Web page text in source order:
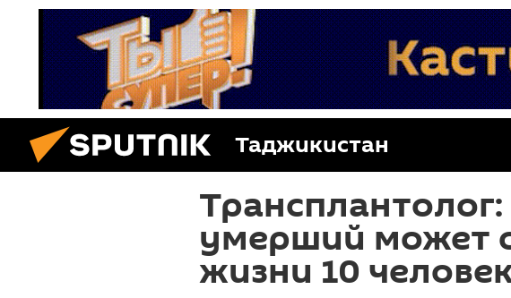
Таджикистан
умерший может
жизни 10